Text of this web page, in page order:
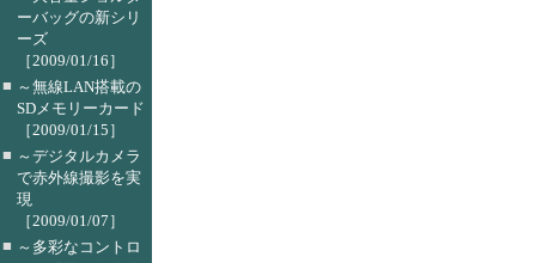
ーバッグの新シリ
ーズ
［2009/01/16］
■ ～無線LAN搭載の
SDメモリーカード
［2009/01/15］
■ ～デジタルカメラ
で赤外線撮影を実
現
［2009/01/07］
■ ～多彩なコントロ